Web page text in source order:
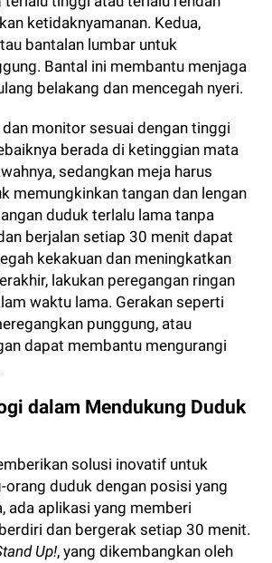
ketidaknyamanan. Kedua,
bantalan lumbar untuk
Bantal ini membantu menjaga
belakang dan mencegah nyeri.
monitor sesuai dengan tinggi
berada di ketinggian mata
sedangkan meja harus
memungkinkan tangan dan lengan
duduk terlalu lama tanpa
berjalan setiap 30 menit dapat
kekakuan dan meningkatkan
lakukan peregangan ringan
waktu lama. Gerakan seperti
punggung, atau
dapat membantu mengurangi
dalam Mendukung Duduk
solusi inovatif untuk
orang duduk dengan posisi yang
ada aplikasi yang memberi
dan bergerak setiap 30 menit.
Up!, yang dikembangkan oleh